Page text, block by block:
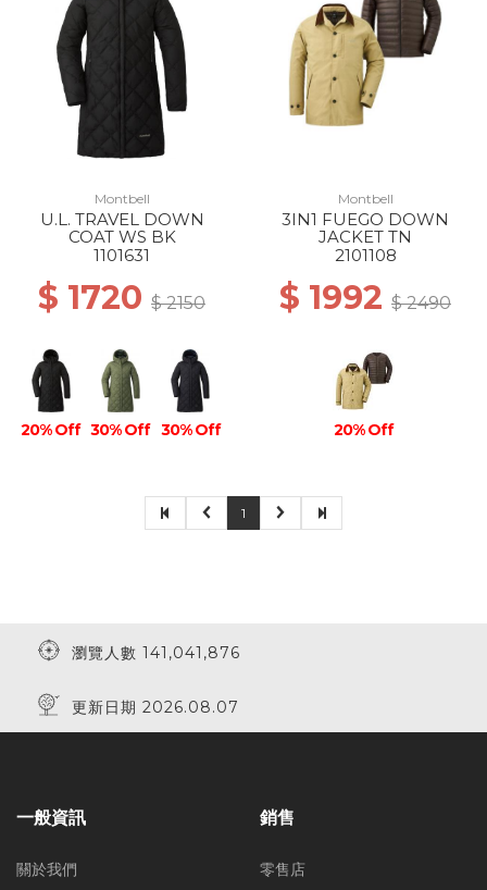
Montbell
U.L. TRAVEL DOWN
COAT WS BK
1101631
$ 1720 $ 2150
20% Off 30% Off 30% Off
Montbell
3IN1 FUEGO DOWN
JACKET TN
2101108
$ 1992 $ 2490
20% Off
1
瀏覽人數 141,041,876
更新日期 2026.08.07
一般資訊
關於我們
銷售
零售店